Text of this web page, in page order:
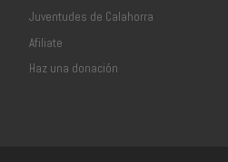
Juventudes de Calahorra
Afiliate
Haz una donación